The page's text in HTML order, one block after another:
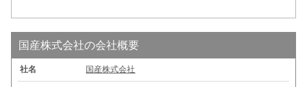
国産株式会社の会社概要
社名 国産株式会社